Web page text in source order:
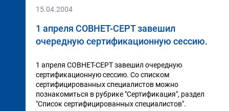
15.04.2004
1 апреля СОВНЕТ-СЕРТ завешил
очередную сертификационную сессию.
1 апреля СОВНЕТ-СЕРТ завешил очередную
сертификационную сессию. Со списком
сертифицированных специалистов можно
познакомиться в рубрике "Сертификация", раздел
"Список сертифицированных специалистов".